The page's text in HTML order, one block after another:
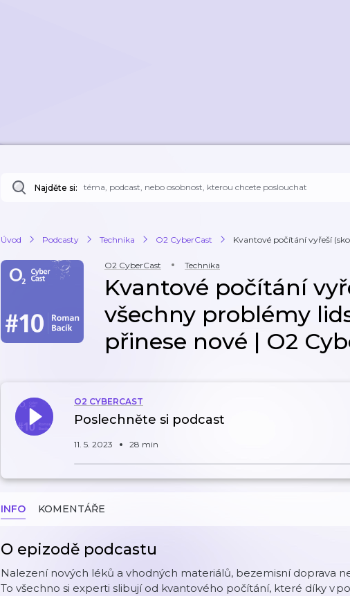
Najděte si:
Úvod Podcasty Technika O2 CyberCast Kvantové počítání vyřeší
O2 CyberCast Technika
Kvantové počítání
všechny problémy
přinese nové | O2
O2 CYBERCAST
Poslechněte si podcast
11. 5. 2023 28 min
INFO KOMENTÁŘE
O epizodě podcastu
Nalezení nových léků a vhodných materiálů, bezemisní doprava
To všechno si experti slibují od kvantového počítání, které díky v